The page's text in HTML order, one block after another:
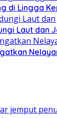
di Lingga
Laut dan